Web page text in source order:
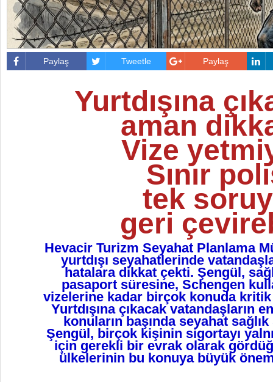
Paylaş Tweetle Paylaş
Yurtdışına
aman
Vize
Sınır
tek
geri
Hevacir Turizm Seyahat Planlama
yurtdışı seyahatlerinde
hatalara dikkat çekti. Şengül,
pasaport süresine, Schengen
vizelerine kadar birçok konuda
Yurtdışına çıkacak vatandaşların
konuların başında seyahat
Şengül, birçok kişinin sigortayı
için gerekli bir evrak olarak
ülkelerinin bu konuya büyük